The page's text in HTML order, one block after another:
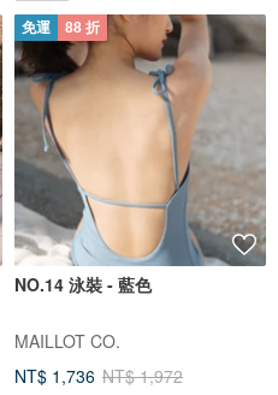
免運 88 折
NO.14 泳裝 - 藍色
MAILLOT CO.
NT$ 1,736 NT$ 1,972